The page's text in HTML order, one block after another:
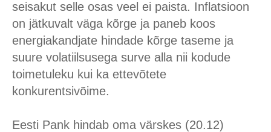
seisakut selle osas veel ei paista. Inflatsioon
on jätkuvalt väga kõrge ja paneb koos
energiakandjate hindade kõrge taseme ja
suure volatiilsusega surve alla nii kodude
toimetuleku kui ka ettevõtete
konkurentsivõime.
Eesti Pank hindab oma värskes (20.12)